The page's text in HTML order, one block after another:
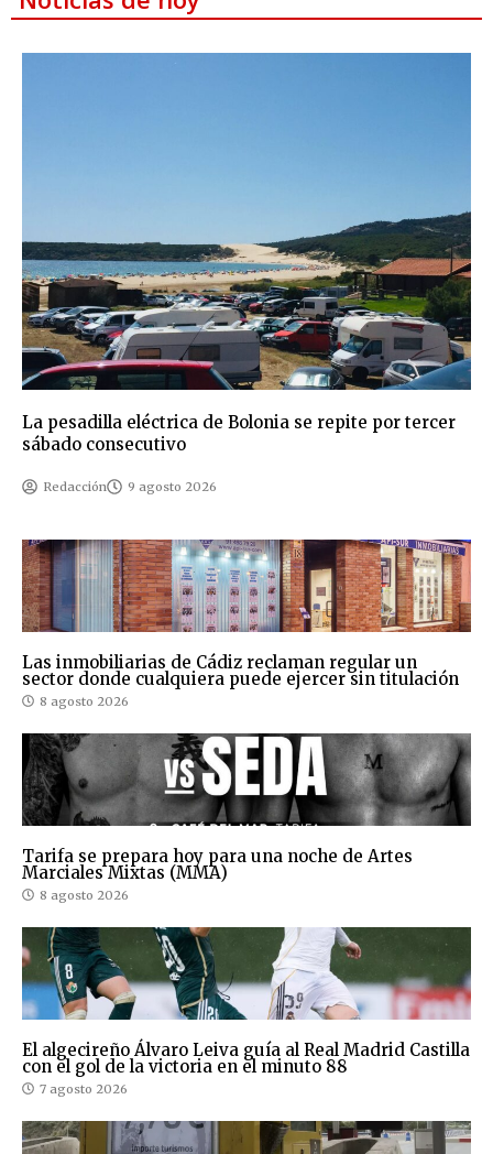
La pesadilla eléctrica de Bolonia se repite por tercer
sábado consecutivo
Redacción 9 agosto 2026
Las inmobiliarias de Cádiz reclaman regular un
sector donde cualquiera puede ejercer sin titulación
8 agosto 2026
Tarifa se prepara hoy para una noche de Artes
Marciales Mixtas (MMA)
8 agosto 2026
El algecireño Álvaro Leiva guía al Real Madrid Castilla
con el gol de la victoria en el minuto 88
7 agosto 2026